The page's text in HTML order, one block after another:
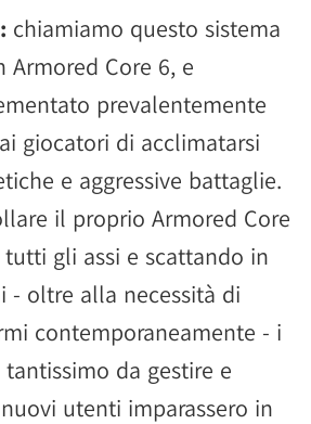
chiamiamo questo sistema
Armored Core 6, e
prevalentemente
giocatori di acclimatarsi
e aggressive battaglie.
il proprio Armored Core
gli assi e scattando in
- oltre alla necessità di
contemporaneamente - i
da gestire e
utenti imparassero in